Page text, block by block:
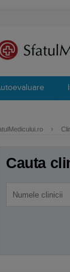
›
Cauta